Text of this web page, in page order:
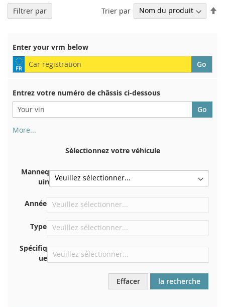
Trier par
Enter your vrm below
Entrez votre numéro de châssis ci-dessous
More...
d'immatriculation. Et aussi dans la voiture
Centrer contre la cloison sous le capot
Directement dans le compartiment moteur
Près du pare-brise, sur le tableau de bord
Dans le montant de porte arrière droit
Sélectionnez votre véhicule
Manneq
uin
Année
Type
Spécifiq
ue
Effacer la recherche
Filtrer par